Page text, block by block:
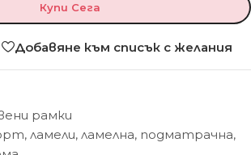
Купи Сега
Добавяне към списък с желания
рамки
, ламели, ламелна, подматрачна,